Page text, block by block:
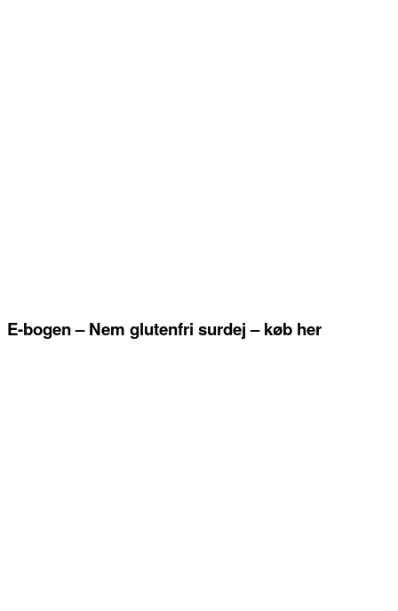
E-bogen – Nem glutenfri surdej – køb her